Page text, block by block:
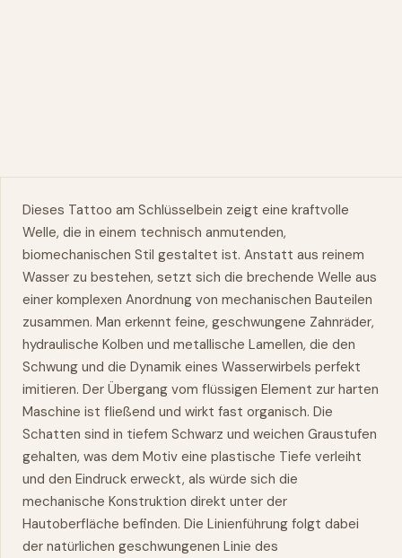
Dieses Tattoo am Schlüsselbein zeigt eine kraftvolle
Welle, die in einem technisch anmutenden,
biomechanischen Stil gestaltet ist. Anstatt aus reinem
Wasser zu bestehen, setzt sich die brechende Welle aus
einer komplexen Anordnung von mechanischen Bauteilen
zusammen. Man erkennt feine, geschwungene Zahnräder,
hydraulische Kolben und metallische Lamellen, die den
Schwung und die Dynamik eines Wasserwirbels perfekt
imitieren. Der Übergang vom flüssigen Element zur harten
Maschine ist fließend und wirkt fast organisch. Die
Schatten sind in tiefem Schwarz und weichen Graustufen
gehalten, was dem Motiv eine plastische Tiefe verleiht
und den Eindruck erweckt, als würde sich die
mechanische Konstruktion direkt unter der
Hautoberfläche befinden. Die Linienführung folgt dabei
der natürlichen geschwungenen Linie des